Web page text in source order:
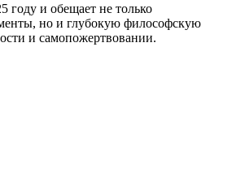
году и обещает не только
но и глубокую философскую
и самопожертвовании.